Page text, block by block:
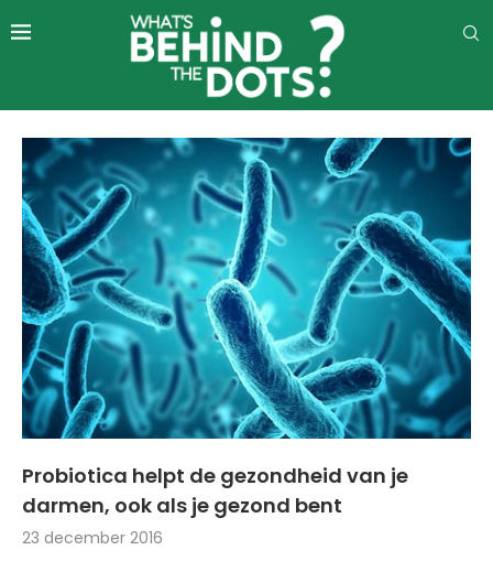
Probiotica helpt de gezondheid van je
darmen, ook als je gezond bent
23 december 2016